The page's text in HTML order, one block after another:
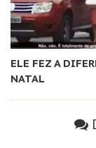
ELE FEZ A
NATAL